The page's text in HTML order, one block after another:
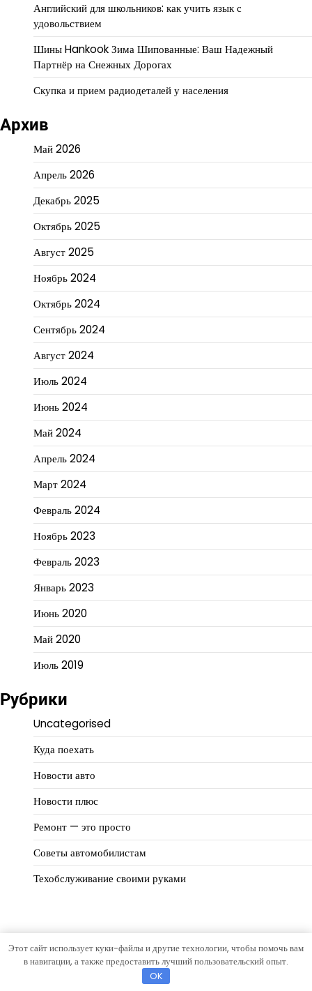
Английский для школьников: как учить язык с
удовольствием
Шины Hankook Зима Шипованные: Ваш Надежный
Партнёр на Снежных Дорогах
Скупка и прием радиодеталей у населения
Архив
Май 2026
Апрель 2026
Декабрь 2025
Октябрь 2025
Август 2025
Ноябрь 2024
Октябрь 2024
Сентябрь 2024
Август 2024
Июль 2024
Июнь 2024
Май 2024
Апрель 2024
Март 2024
Февраль 2024
Ноябрь 2023
Февраль 2023
Январь 2023
Июнь 2020
Май 2020
Июль 2019
Рубрики
Uncategorised
Куда поехать
Новости авто
Новости плюс
Ремонт — это просто
Советы автомобилистам
Техобслуживание своими руками
Copyright © 2026АвтомирТема Eternal News отArtify
Этот сайт использует куки-файлы и другие технологии, чтобы помочь вам
в навигации, а также предоставить лучший пользовательский опыт.
OK